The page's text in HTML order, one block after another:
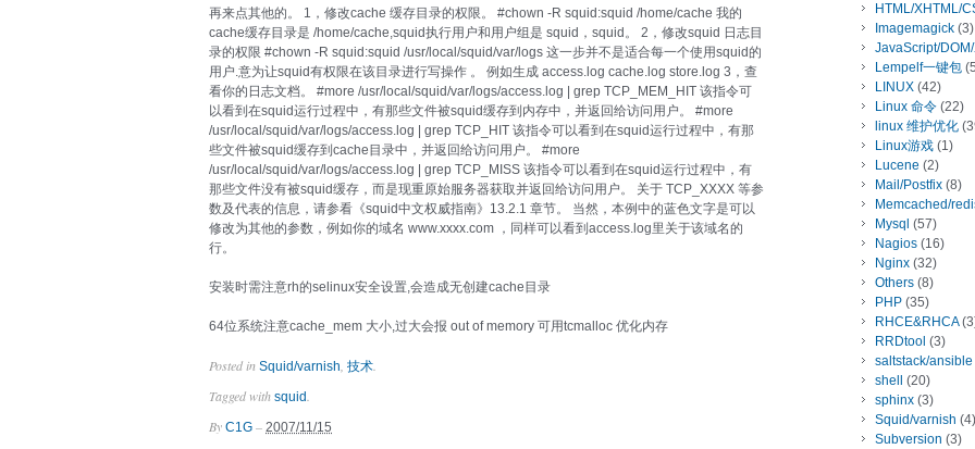
再来点其他的。 1，修改cache 缓存目录的权限。 #chown -R squid:squid /home/cache 我的
cache缓存目录是 /home/cache,squid执行用户和用户组是 squid，squid。 2，修改squid 日志目
录的权限 #chown -R squid:squid /usr/local/squid/var/logs 这一步并不是适合每一个使用squid的
用户.意为让squid有权限在该目录进行写操作 。 例如生成 access.log cache.log store.log 3，查
看你的日志文档。 #more /usr/local/squid/var/logs/access.log | grep TCP_MEM_HIT 该指令可
以看到在squid运行过程中，有那些文件被squid缓存到内存中，并返回给访问用户。 #more
/usr/local/squid/var/logs/access.log | grep TCP_HIT 该指令可以看到在squid运行过程中，有那
些文件被squid缓存到cache目录中，并返回给访问用户。 #more
/usr/local/squid/var/logs/access.log | grep TCP_MISS 该指令可以看到在squid运行过程中，有
那些文件没有被squid缓存，而是现重原始服务器获取并返回给访问用户。 关于 TCP_XXXX 等参
数及代表的信息，请参看《squid中文权威指南》13.2.1 章节。 当然，本例中的蓝色文字是可以
修改为其他的参数，例如你的域名 www.xxxx.com ，同样可以看到access.log里关于该域名的
行。
安装时需注意rh的selinux安全设置,会造成无创建cache目录
64位系统注意cache_mem 大小,过大会报 out of memory 可用tcmalloc 优化内存
Posted in Squid/varnish 技术
Tagged with squid
By C1G – 2007/11/15
HTML/XHTML/
Imagemagick (3)
JavaScript/
Lempelf一键包
LINUX (42)
Linux 命令 (22)
linux 维护优化
Linux游戏 (1)
Lucene (2)
Mail/Postfix (8)
Memcached/
Mysql (57)
Nagios (16)
Nginx (32)
Others (8)
PHP (35)
RHCE&RHCA
RRDtool (3)
saltstack/ansible
shell
(20)
sphinx (3)
Squid/varnish (4)
Subversion (3)